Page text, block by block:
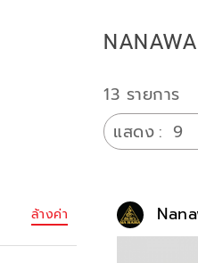
NANAWA
13 รายการ
แสดง
ล้างค่า